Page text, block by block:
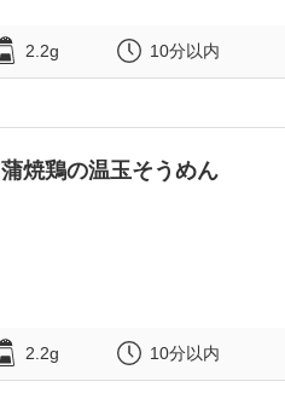
2.2g 10分以内
蒲焼鶏の温玉そうめん
2.2g 10分以内